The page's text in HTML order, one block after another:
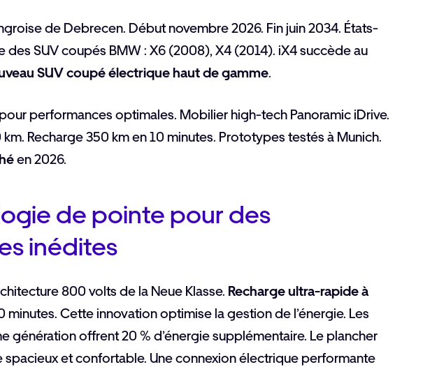
de Debrecen. Début novembre 2026. Fin juin 2034. États-
des SUV coupés BMW : X6 (2008), X4 (2014). iX4 succède au
SUV coupé électrique haut de gamme.
performances optimales. Mobilier high-tech Panoramic iDrive.
Recharge 350 km en 10 minutes. Prototypes testés à Munich.
en 2026.
de pointe pour des
inédites
800 volts de la Neue Klasse. Recharge ultra-rapide à
minutes. Cette innovation optimise la gestion de l’énergie. Les
génération offrent 20 % d’énergie supplémentaire. Le plancher
spacieux et confortable. Une connexion électrique performante